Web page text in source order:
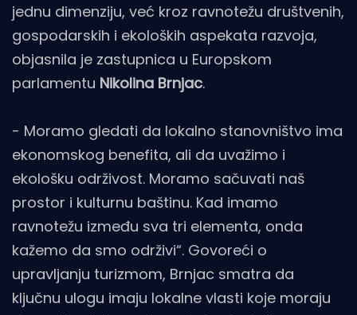
jednu dimenziju, već kroz ravnotežu društvenih,
gospodarskih i ekoloških aspekata razvoja,
objasnila je zastupnica u Europskom
parlamentu Nikolina Brnjac.
- Moramo gledati da lokalno stanovništvo ima
ekonomskog benefita, ali da uvažimo i
ekološku održivost. Moramo sačuvati naš
prostor i kulturnu baštinu. Kad imamo
ravnotežu između sva tri elementa, onda
kažemo da smo održivi“. Govoreći o
upravljanju turizmom, Brnjac smatra da
ključnu ulogu imaju lokalne vlasti koje moraju